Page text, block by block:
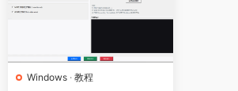
Windows · 教程